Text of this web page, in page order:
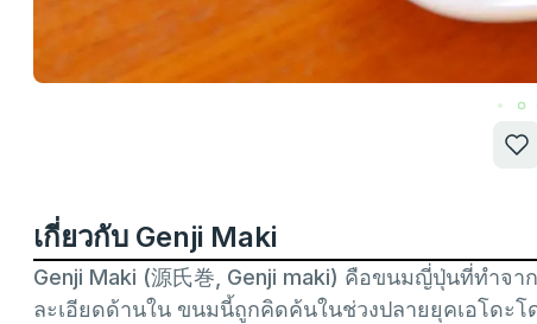
เกี่ยวกับ Genji Maki
Genji Maki (源氏巻, Genji maki) คือขนมญี่ปุ่นที่ทำจ
ละเอียดด้านใน ขนมนี้ถูกคิดค้นในช่วงปลายยุคเอโดะ